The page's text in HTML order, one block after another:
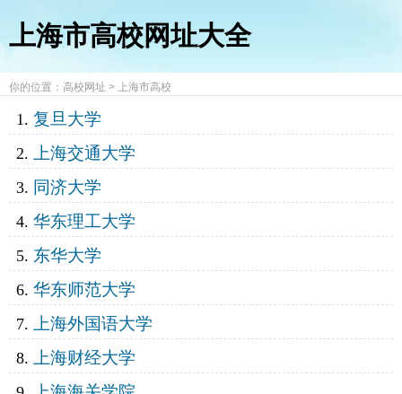
上海市高校网址大全
你的位置： 高校网址 > 上海市高校
复旦大学
上海交通大学
同济大学
华东理工大学
东华大学
华东师范大学
上海外国语大学
上海财经大学